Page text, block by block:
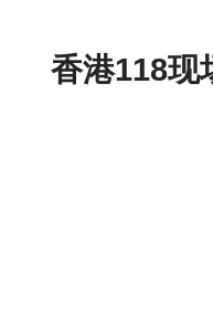
香港118现